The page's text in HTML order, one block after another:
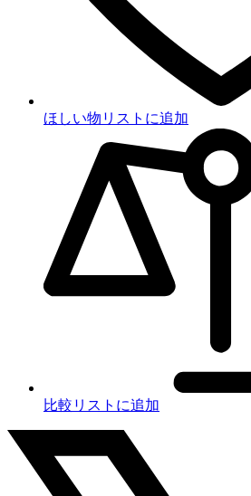
ほしい物リストに追加
比較リストに追加